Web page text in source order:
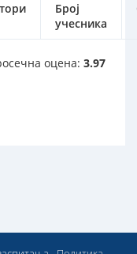
Број
учесника
оцена: 3.97